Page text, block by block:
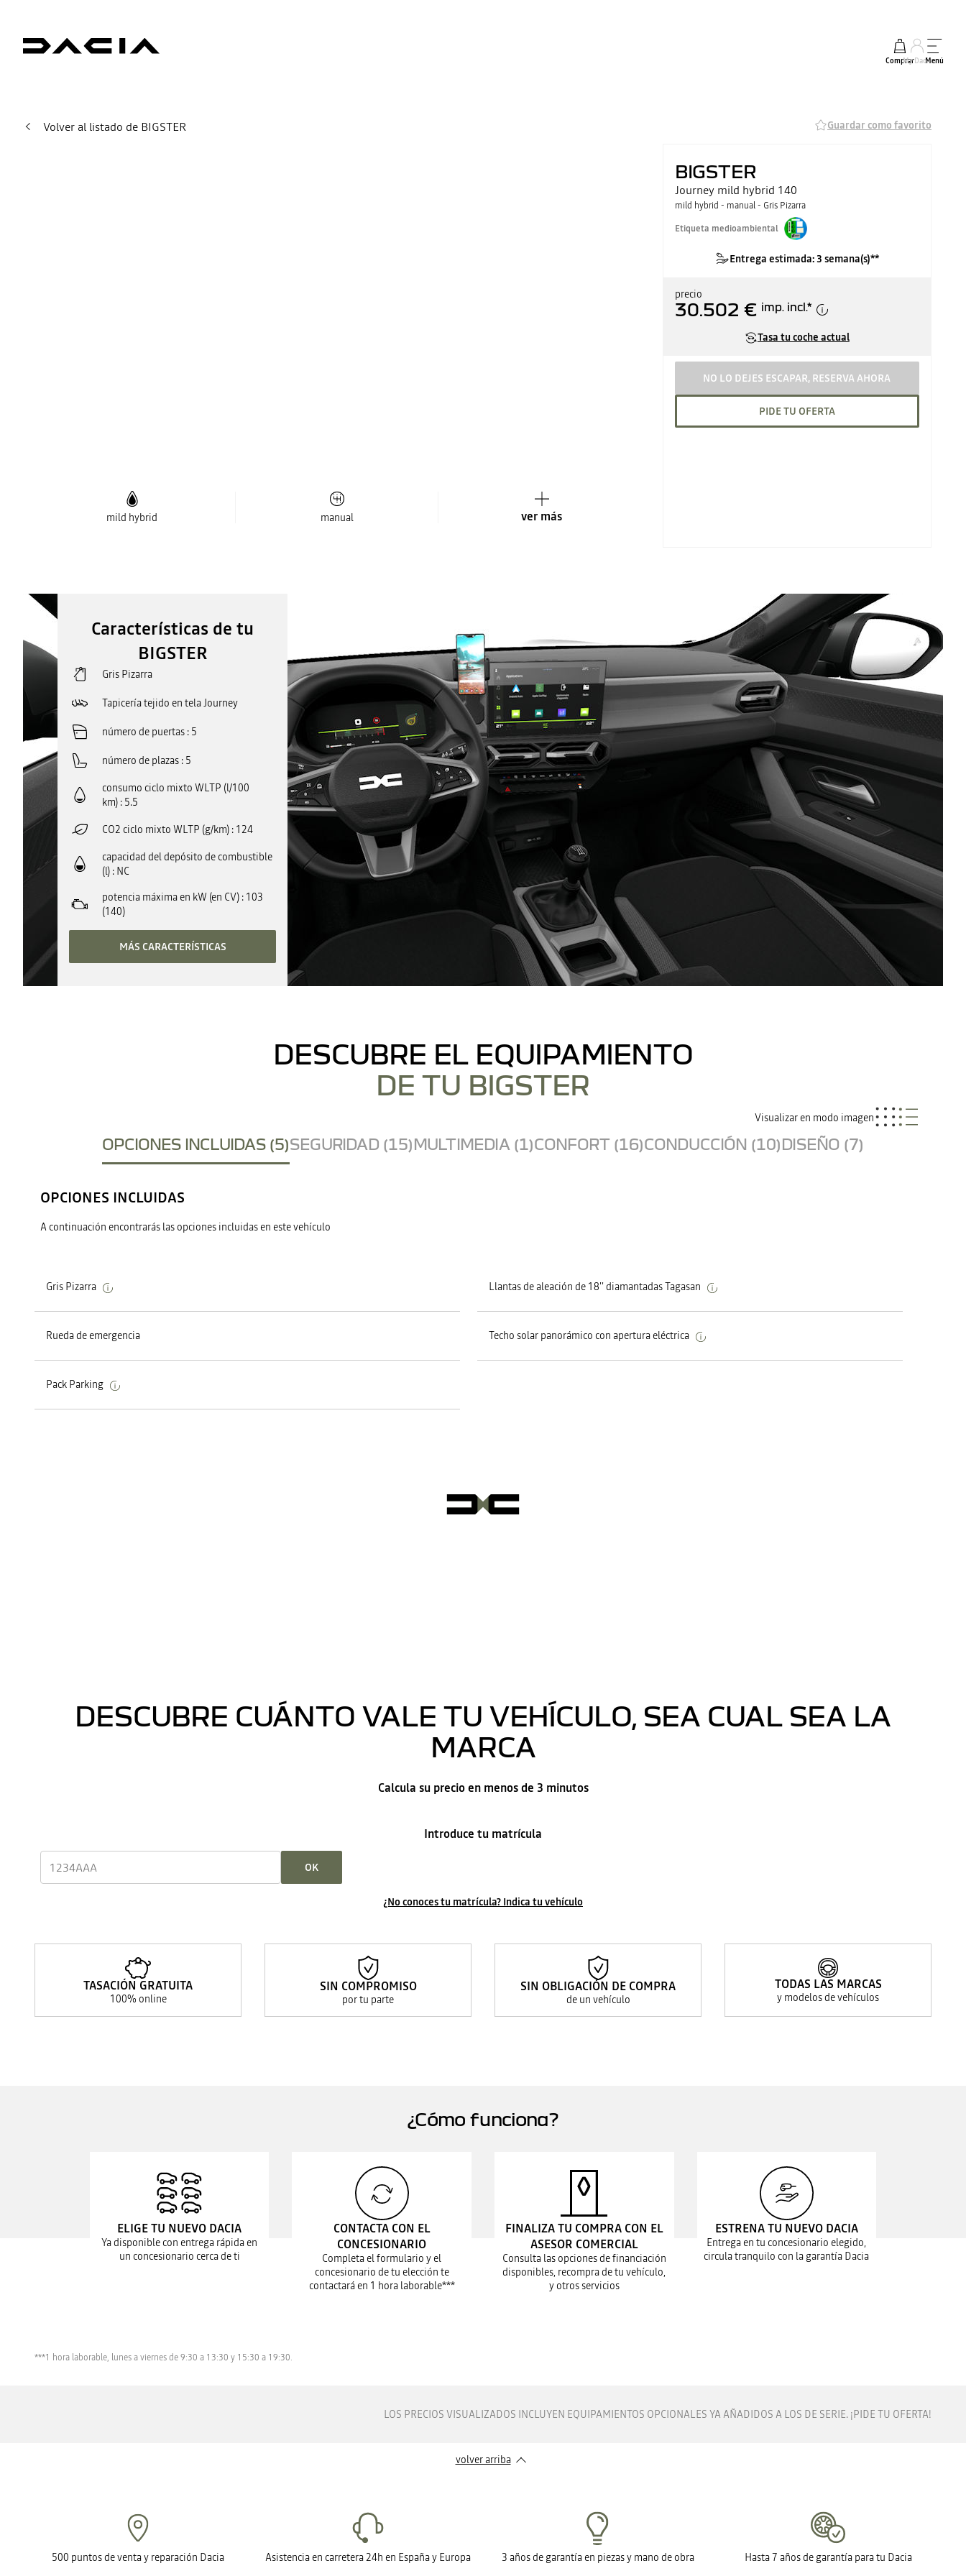
ComprarMy DaciaMenú
Volver al listado de BIGSTER Guardar como favorito
mild hybrid manual ver más
BIGSTER
Journey mild hybrid 140
mild hybrid - manual - Gris Pizarra
Etiqueta medioambiental
Entrega estimada: 3 semana(s)**
precio
30.502 € imp. incl.*
Tasa tu coche actual
NO LO DEJES ESCAPAR, RESERVA AHORA
PIDE TU OFERTA
Características de tu
BIGSTER
Gris Pizarra
Tapicería tejido en tela Journey
número de puertas 5
número de plazas 5
consumo ciclo mixto WLTP (l/100
km) 5.5
CO2 ciclo mixto WLTP (g/km) 124
capacidad del depósito de combustible
(l) NC
potencia máxima en kW (en CV) 103
(140)
MÁS CARACTERÍSTICAS
DESCUBRE EL EQUIPAMIENTO
DE TU BIGSTER
Visualizar en modo imagen
OPCIONES INCLUIDAS (5)SEGURIDAD (15)MULTIMEDIA (1)CONFORT (16)CONDUCCIÓN (10)DISEÑO (7)
OPCIONES INCLUIDAS
A continuación encontrarás las opciones incluidas en este vehículo
Gris Pizarra Llantas de aleación de 18'' diamantadas Tagasan
Rueda de emergencia Techo solar panorámico con apertura eléctrica
Pack Parking
DESCUBRE CUÁNTO VALE TU VEHÍCULO, SEA CUAL SEA LA
MARCA
Calcula su precio en menos de 3 minutos
Introduce tu matrícula
OK
¿No conoces tu matrícula? Indica tu vehículo
TASACIÓN GRATUITA
100% online
SIN COMPROMISO
por tu parte
SIN OBLIGACIÓN DE COMPRA
de un vehículo
TODAS LAS MARCAS
y modelos de vehículos
¿Cómo funciona?
ELIGE TU NUEVO DACIA
Ya disponible con entrega rápida en
un concesionario cerca de ti
CONTACTA CON EL
CONCESIONARIO
Completa el formulario y el
concesionario de tu elección te
contactará en 1 hora laborable***
FINALIZA TU COMPRA CON EL
ASESOR COMERCIAL
Consulta las opciones de financiación
disponibles, recompra de tu vehículo,
y otros servicios
ESTRENA TU NUEVO DACIA
Entrega en tu concesionario elegido,
circula tranquilo con la garantía Dacia
***1 hora laborable, lunes a viernes de 9:30 a 13:30 y 15:30 a 19:30.
LOS PRECIOS VISUALIZADOS INCLUYEN EQUIPAMIENTOS OPCIONALES YA AÑADIDOS A LOS DE SERIE. ¡PIDE TU OFERTA!
volver arriba
500 puntos de venta y reparación Dacia Asistencia en carretera 24h en España y Europa 3 años de garantía en piezas y mano de obra Hasta 7 años de garantía para tu Dacia